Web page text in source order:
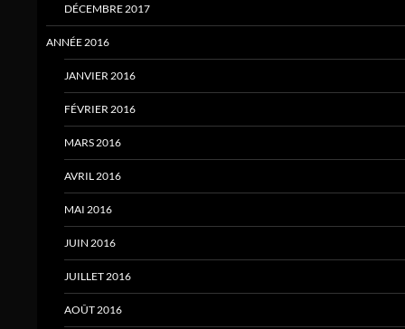
DÉCEMBRE 2017
ANNÉE 2016
JANVIER 2016
FÉVRIER 2016
MARS 2016
AVRIL 2016
MAI 2016
JUIN 2016
JUILLET 2016
AOÛT 2016